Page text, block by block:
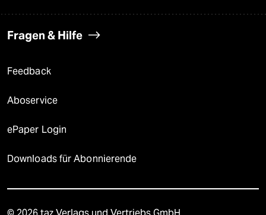
Fragen & Hilfe
Feedback
Aboservice
ePaper Login
Downloads für Abonnierende